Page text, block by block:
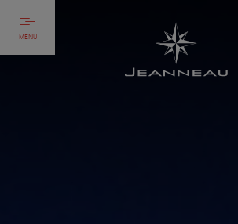
MENU